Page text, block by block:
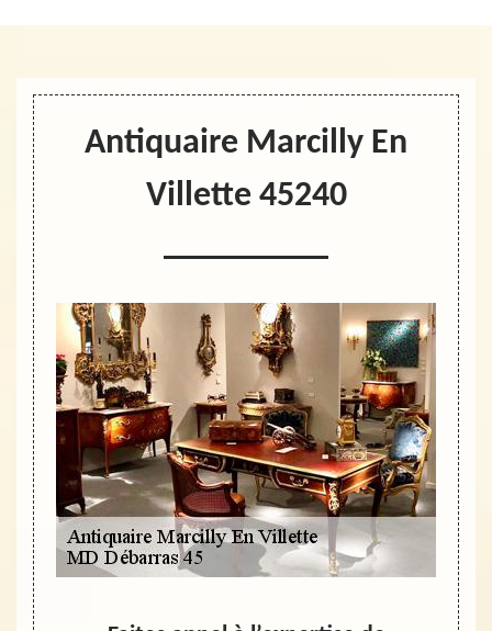
Antiquaire Marcilly En
Villette 45240